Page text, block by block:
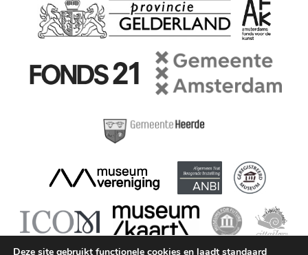
Deze site gebruikt functionele cookies en laadt standaard